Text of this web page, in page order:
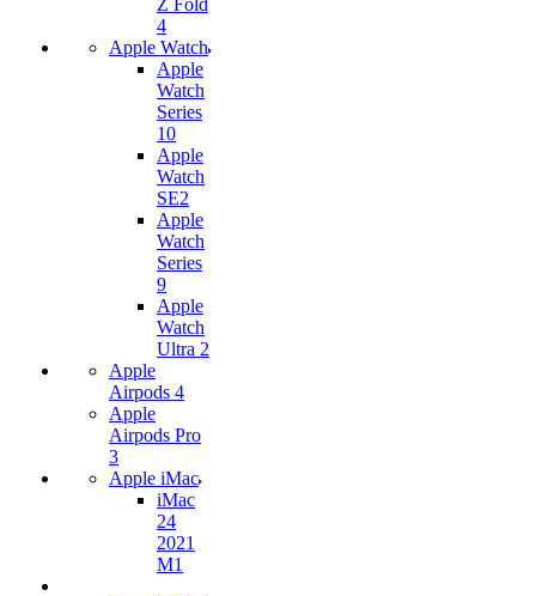
Z Fold
4
Apple Watch
Apple
Watch
Series
10
Apple
Watch
SE2
Apple
Watch
Series
9
Apple
Watch
Ultra 2
Apple
Airpods 4
Apple
Airpods Pro
3
Apple iMac
iMac
24
2021
M1